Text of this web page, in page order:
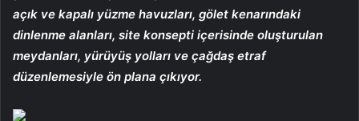
açık ve kapalı yüzme havuzları, gölet kenarındaki
dinlenme alanları, site konsepti içerisinde oluşturulan
meydanları, yürüyüş yolları ve çağdaş etraf
düzenlemesiyle ön plana çıkıyor.